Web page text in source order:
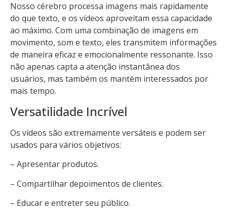
Nosso cérebro processa imagens mais rapidamente
do que texto, e os vídeos aproveitam essa capacidade
ao máximo. Com uma combinação de imagens em
movimento, som e texto, eles transmitem informações
de maneira eficaz e emocionalmente ressonante. Isso
não apenas capta a atenção instantânea dos
usuários, mas também os mantém interessados por
mais tempo.
Versatilidade Incrível
Os vídeos são extremamente versáteis e podem ser
usados para vários objetivos:
– Apresentar produtos.
– Compartilhar depoimentos de clientes.
– Educar e entreter seu público.